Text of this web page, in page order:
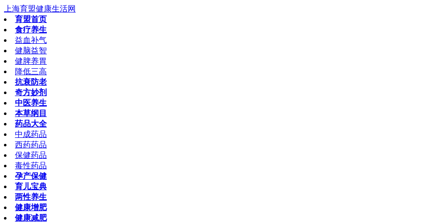
上海育盟健康生活网
育盟首页
食疗养生
益血补气
健脑益智
健脾养胃
降低三高
抗衰防老
奇方妙剂
中医养生
本草纲目
药品大全
中成药品
西药药品
保健药品
毒性药品
孕产保健
育儿宝典
两性养生
健康增肥
健康减肥